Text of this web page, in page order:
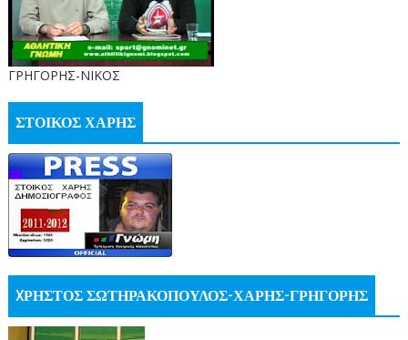
ΓΡΗΓΟΡΗΣ-ΝΙΚΟΣ
ΣΤΟΙΚΟΣ ΧΑΡΗΣ
XΡΗΣΤΟΣ ΣΩΤΗΡΑΚΟΠΟΥΛΟΣ-ΧΑΡΗΣ-ΓΡΗΓΟΡΗΣ